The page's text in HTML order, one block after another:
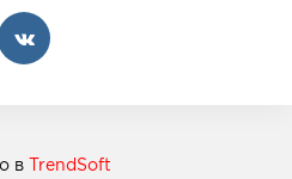
в TrendSoft